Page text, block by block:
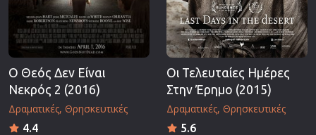
Ο Θεός Δεν Είναι
Νεκρός 2 (2016)
Δραματικές Θρησκευτικές
4.4
Οι Τελευταίες Ημέρες
Στην Έρημο (2015)
Δραματικές Θρησκευτικές
5.6